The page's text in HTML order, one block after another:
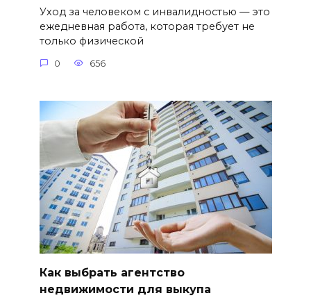
Уход за человеком с инвалидностью — это
ежедневная работа, которая требует не
только физической
0 656
Как выбрать агентство
недвижимости для выкупа